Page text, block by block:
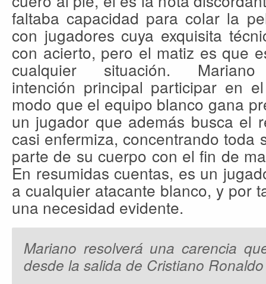
faltaba capacidad para colar la
con jugadores cuya exquisita
con acierto, pero el matiz es que
cualquier situación.
intención principal participar en
modo que el equipo blanco gana
un jugador que además busca el
casi enfermiza, concentrando toda
parte de su cuerpo con el fin de
En resumidas cuentas, es un
a cualquier atacante blanco, y por
una necesidad evidente.
Mariano resolverá una carencia
desde la salida de Cristiano Ronaldo